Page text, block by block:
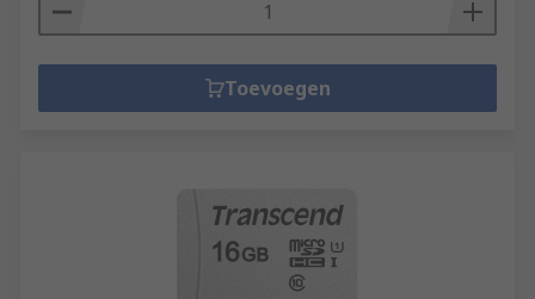
Toevoegen